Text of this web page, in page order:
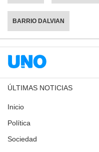
BARRIO DALVIAN
ÚLTIMAS NOTICIAS
Inicio
Política
Sociedad